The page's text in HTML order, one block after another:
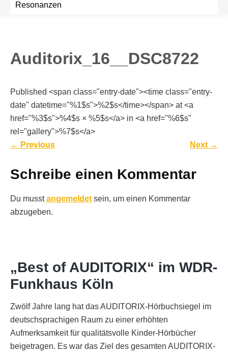
Resonanzen
Auditorix_16__DSC8722
Published <span class="entry-date"><time class="entry-
date" datetime="%1$s">%2$s</time></span> at <a
href="%3$s">%4$s × %5$s</a> in <a href="%6$s"
rel="gallery">%7$s</a>
← Previous Next →
Schreibe einen Kommentar
Du musstangemeldet sein, um einen Kommentar
abzugeben.
„Best of AUDITORIX“ im WDR-
Funkhaus Köln
Zwölf Jahre lang hat das AUDITORIX-Hörbuchsiegel im
deutschsprachigen Raum zu einer erhöhten
Aufmerksamkeit für qualitätsvolle Kinder-Hörbücher
beigetragen. Es war das Ziel des gesamten AUDITORIX-